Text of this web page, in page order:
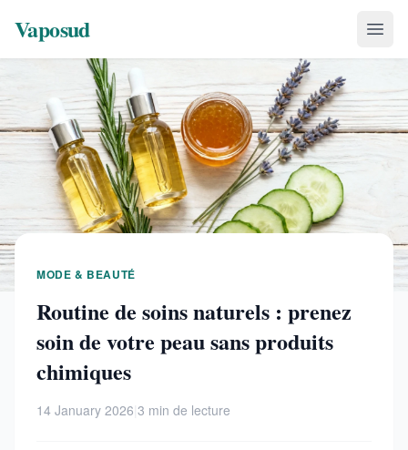
Vaposud
MODE & BEAUTÉ
Routine de soins naturels : prenez
soin de votre peau sans produits
chimiques
14 January 2026 3 min de lecture